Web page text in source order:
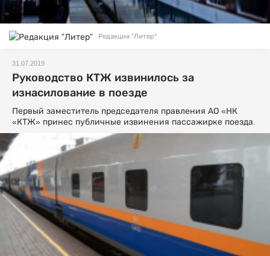
Редакция "Литер"
31.07.2019
Руководство КТЖ извинилось за
изнасилование в поезде
Первый заместитель председателя правления АО «НК
«КТЖ» принес публичные извинения пассажирке поезда.